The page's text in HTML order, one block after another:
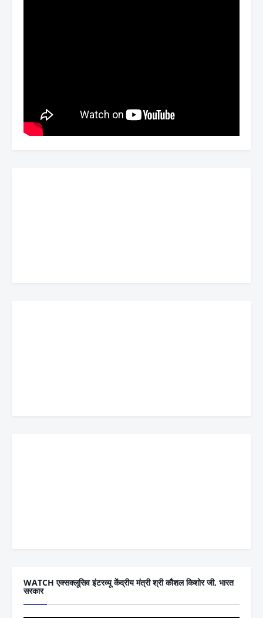
WATCH एक्सक्लूसिव इंटरव्यू केंद्रीय मंत्री श्री कौशल किशोर जी, भारत
सरकार